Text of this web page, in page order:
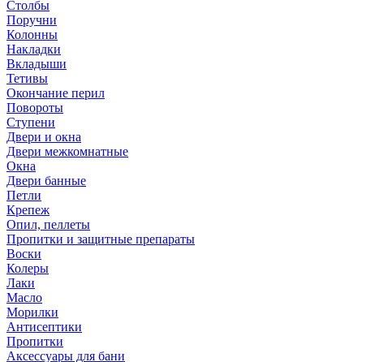
Столбы
Поручни
Колонны
Накладки
Вкладыши
Тетивы
Окончание перил
Повороты
Ступени
Двери и окна
Двери межкомнатные
Окна
Двери банные
Петли
Крепеж
Опил, пеллеты
Пропитки и защитные препараты
Воски
Колеры
Лаки
Масло
Морилки
Антисептики
Пропитки
Аксессуары для бани